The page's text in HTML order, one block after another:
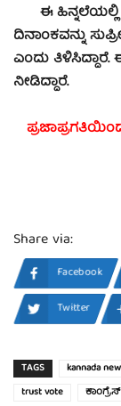
ಈ ಹಿನ್ನಲೆಯಲ್ಲಿ
ದಿನಾಂಕವನ್ನು
ಎಂದು
ನೀಡಿದ್ದಾರೆ.
Share via:
Facebook
Twitter
TAGS kannada
trust vote
ಕಾಂಗ್ರೆಸ್